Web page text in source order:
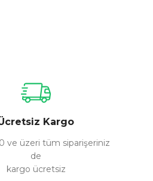
Kargo
ve üzeri tüm siparişeriniz
de
kargo ücretsiz